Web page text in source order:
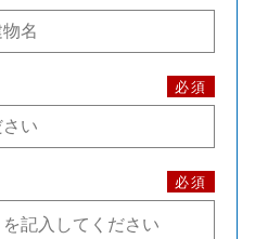
必須
必須